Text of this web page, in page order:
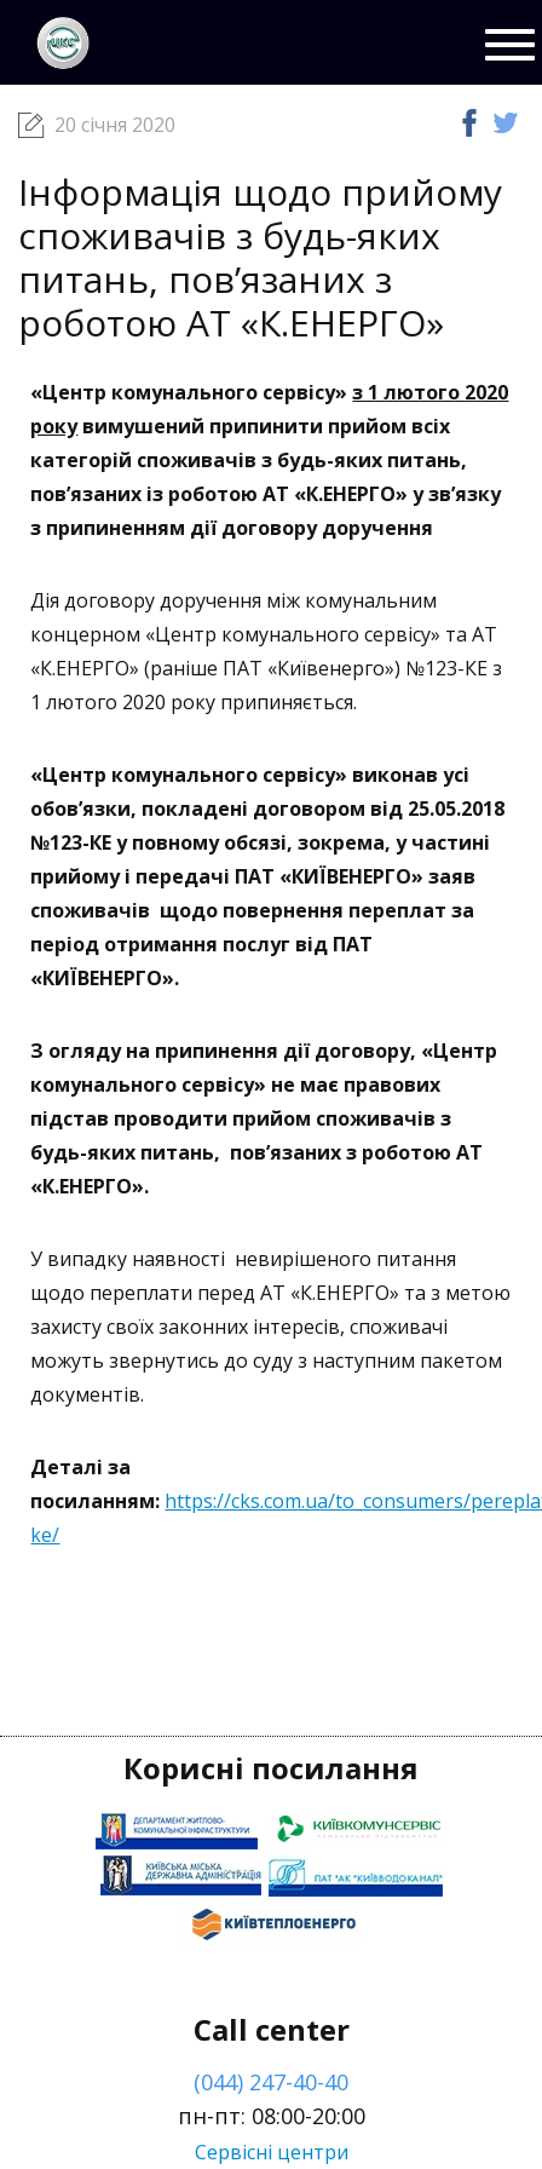
ЦКС
20 січня 2020
Інформація щодо прийому
споживачів з будь-яких
питань, пов’язаних з
роботою АТ «К.ЕНЕРГО»
«Центр комунального сервісу»з 1 лютого 2020
рокувимушений припинити прийом всіх
категорій споживачів з будь-яких питань,
пов’язаних із роботою АТ «К.ЕНЕРГО» у зв’язку
з припиненням дії договору доручення
Дія договору доручення між комунальним
концерном «Центр комунального сервісу» та АТ
«К.ЕНЕРГО» (раніше ПАТ «Київенерго») №123-КЕ з
1 лютого 2020 року припиняється.
«Центр комунального сервісу» виконав усі
обов’язки, покладені договором від 25.05.2018
№123-КЕ у повному обсязі, зокрема, у частині
прийому і передачі ПАТ «КИЇВЕНЕРГО» заяв
споживачів щодо повернення переплат за
період отримання послуг від ПАТ
«КИЇВЕНЕРГО».
З огляду на припинення дії договору, «Центр
комунального сервісу» не має правових
підстав проводити прийом споживачів з
будь-яких питань, пов’язаних з роботою АТ
«К.ЕНЕРГО».
У випадку наявності невирішеного питання
щодо переплати перед АТ «К.ЕНЕРГО» та з метою
захисту своїх законних інтересів, споживачі
можуть звернутись до суду з наступним пакетом
документів.
Деталі за
посиланням: https://cks.com.ua/to_consumers/
ke/
Корисні посилання
Call center
(044) 247-40-40
пн-пт: 08:00-20:00
Сервісні центри